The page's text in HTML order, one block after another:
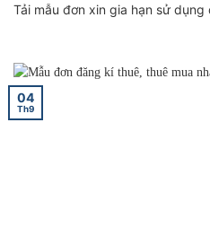
Tải mẫu đơn xin gia hạn sử
04
Th9